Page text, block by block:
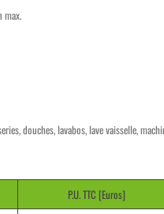
max.
douches, lavabos, lave vaisselle,
P.U. TTC [Euros]